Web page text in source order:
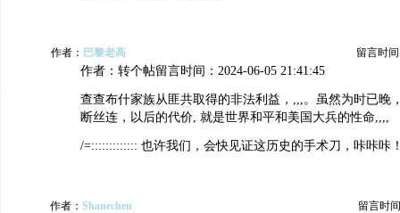
作者： 巴黎老高 留言时间
作者：转个帖留言时间：2024-06-05 21:41:45
查查布什家族从匪共取得的非法利益，,,,。虽然为时已晚
断丝连，以后的代价, 就是世界和平和美国大兵的性命,,,,
/=::::::::::::: 也许我们，会快见证这历史的手术刀，咔咔咔
作者： Shanechen 留言时